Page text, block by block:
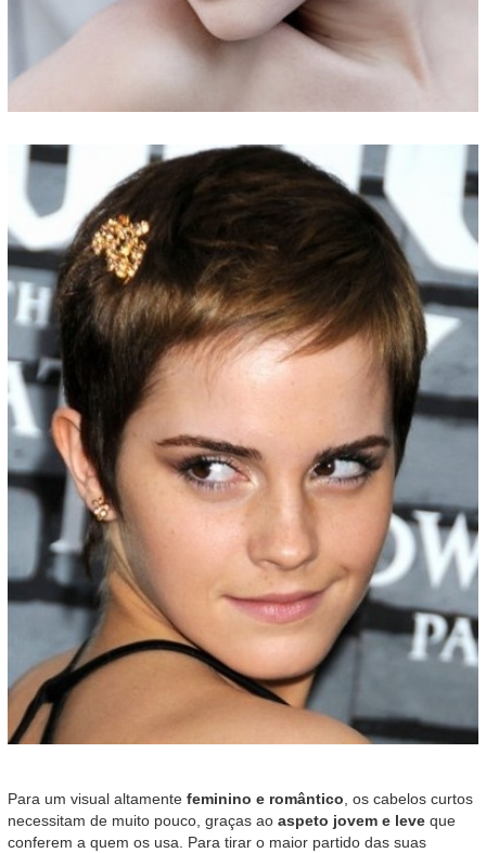
Para um visual altamente feminino e romântico , os cabelos curtos
necessitam de muito pouco, graças ao aspeto jovem e leve que
conferem a quem os usa. Para tirar o maior partido das suas